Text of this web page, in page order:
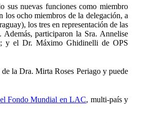
sus nuevas funciones como miembro
ocho miembros de la delegación, a
los tres en representación de las
participaron la Sra. Annelise
y el Dr. Máximo Ghidinelli de OPS
la Dra. Mirta Roses Periago y puede
Fondo Mundial en LAC, multi-país y